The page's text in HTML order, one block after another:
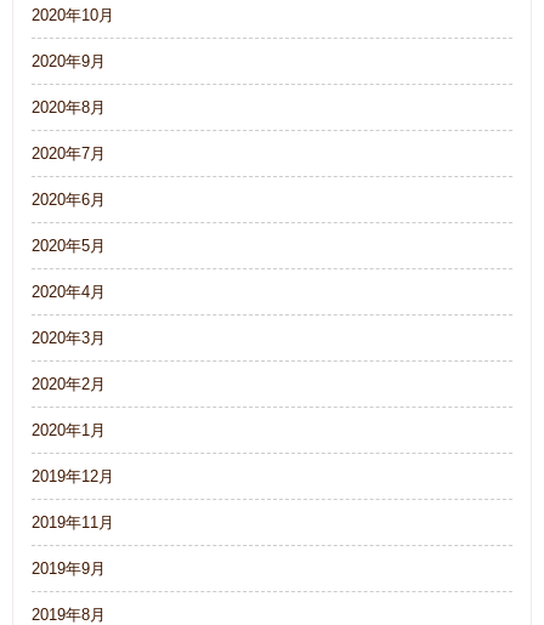
2020年10月
2020年9月
2020年8月
2020年7月
2020年6月
2020年5月
2020年4月
2020年3月
2020年2月
2020年1月
2019年12月
2019年11月
2019年9月
2019年8月